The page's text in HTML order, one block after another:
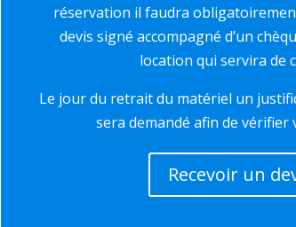
réservation il faudra
devis signé accompagné d’un
location qui servira de
Le jour du retrait du matériel un
sera demandé afin de vérifier
Recevoir un